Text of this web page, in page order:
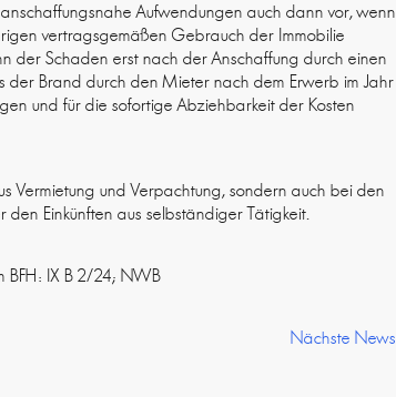
Aufwendungen auch dann vor, wenn
vertragsgemäßen Gebrauch der Immobilie
der Schaden erst nach der Anschaffung durch einen
der Brand durch den Mieter nach dem Erwerb im Jahr
und für die sofortige Abziehbarkeit der Kosten
Vermietung und Verpachtung, sondern auch bei den
Einkünften aus selbständiger Tätigkeit.
BFH: IX B 2/24; NWB
Nächste News